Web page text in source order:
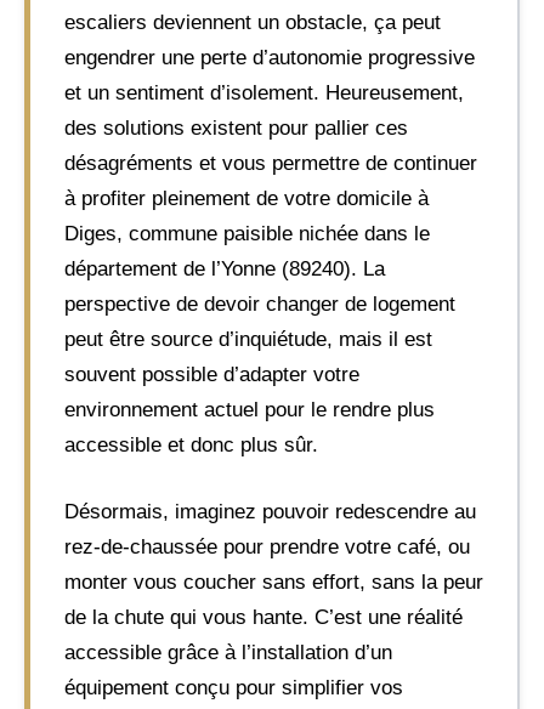
escaliers deviennent un obstacle, ça peut
engendrer une perte d’autonomie progressive
et un sentiment d’isolement. Heureusement,
des solutions existent pour pallier ces
désagréments et vous permettre de continuer
à profiter pleinement de votre domicile à
Diges, commune paisible nichée dans le
département de l’Yonne (89240). La
perspective de devoir changer de logement
peut être source d’inquiétude, mais il est
souvent possible d’adapter votre
environnement actuel pour le rendre plus
accessible et donc plus sûr.
Désormais, imaginez pouvoir redescendre au
rez-de-chaussée pour prendre votre café, ou
monter vous coucher sans effort, sans la peur
de la chute qui vous hante. C’est une réalité
accessible grâce à l’installation d’un
équipement conçu pour simplifier vos